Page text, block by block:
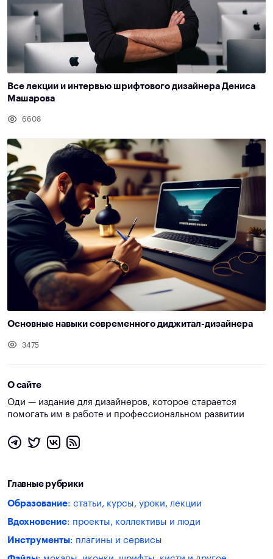
Все лекции и интервью шрифтового дизайнера Дениса
Машарова
6608
Основные навыки современного диджитал-дизайнера
3475
О сайте
Оди — издание для дизайнеров, которое старается
помогать им в работе и профессиональном развитии
Главные рубрики
Образование: статьи, курсы, уроки, лекции
Вдохновение: проекты, коллективы и люди
Инструменты: плагины и сервисы